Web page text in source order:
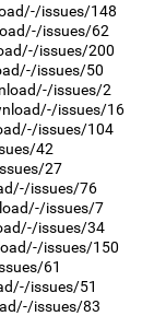
issues/148
issues/62
issues/200
issues/50
issues/2
issues/16
issues/104
42
27
issues/76
issues/7
issues/34
issues/150
61
issues/51
issues/83